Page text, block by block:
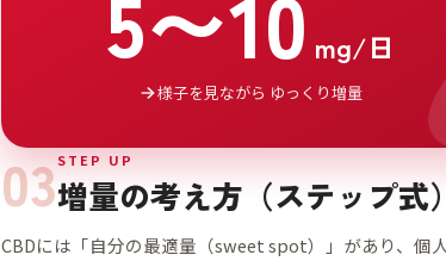
mg/日
様子を見ながら ゆっくり増量
03STEP UP
増量の考え方（ステップ式）
CBDには「自分の最適量（sweet spot）」があり、個